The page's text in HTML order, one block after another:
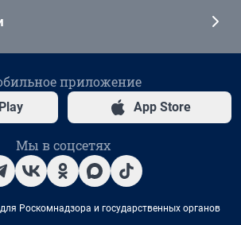
приложение
App Store
Мы в соцсетях
Роскомнадзора и государственных органов